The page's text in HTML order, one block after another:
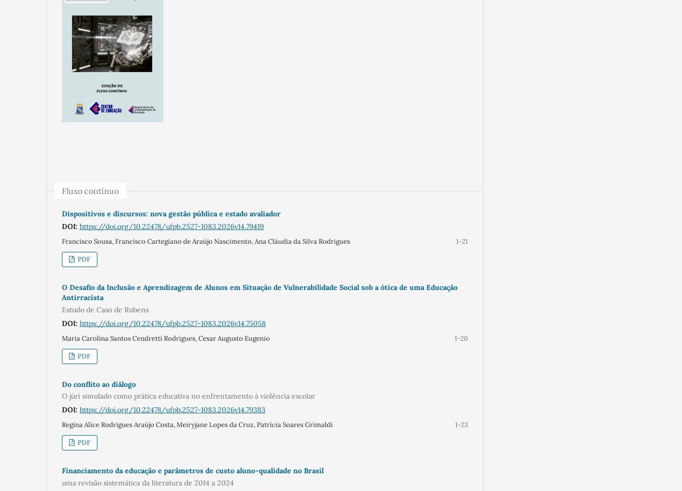
Fluxo contínuo
Dispositivos e discursos: nova gestão pública e estado avaliador
DOI: https://doi.org/10.22478/ufpb.2527-1083.2026v14.79419
Francisco Sousa, Francisco Cartegiano de Araújo Nascimento, Ana Cláudia da Silva Rodrigues 1-21
PDF
O Desafio da Inclusão e Aprendizagem de Alunos em Situação de Vulnerabilidade Social sob a ótica de uma Educação
Antirracista
Estudo de Caso de Rubens
DOI: https://doi.org/10.22478/ufpb.2527-1083.2026v14.75058
Maria Carolina Santos Cendretti Rodrigues, Cesar Augusto Eugenio 1-20
PDF
Do conflito ao diálogo
O júri simulado como prática educativa no enfrentamento à violência escolar
DOI: https://doi.org/10.22478/ufpb.2527-1083.2026v14.79383
Regina Alice Rodrigues Araújo Costa, Meiryjane Lopes da Cruz, Patrícia Soares Grimaldi 1-23
PDF
Financiamento da educação e parâmetros de custo aluno-qualidade no Brasil
uma revisão sistemática da literatura de 2014 a 2024